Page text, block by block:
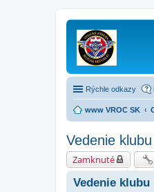
Rýchle odkazy
www VROC SK
Vedenie klubu
Zamknuté
Vedenie klubu